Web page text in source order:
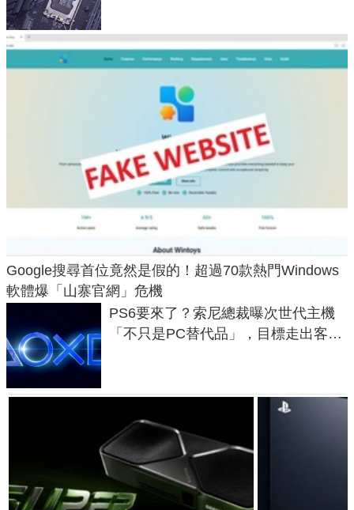
Google搜尋首位竟然是假的！超過70款熱門Windows
軟體爆「山寨官網」危機
PS6要來了？索尼總裁曝次世代主機
「不只是PC替代品」，目標走出客